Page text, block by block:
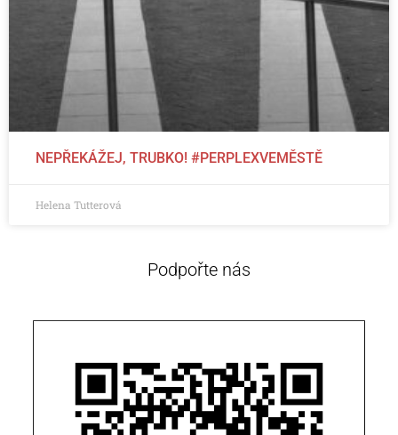
NEPŘEKÁŽEJ, TRUBKO! #PERPLEXVEMĚSTĚ
Helena Tutterová
Podpořte nás